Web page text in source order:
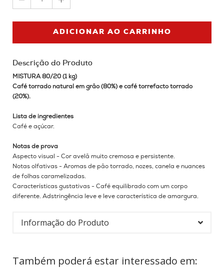
ADICIONAR AO CARRINHO
Descrição do Produto
MISTURA 80/20 (1 kg)
Café torrado natural em grão (80%) e café torrefacto torrado
(20%).
Lista de ingredientes
Café e açúcar.
Notas de prova
Aspecto visual - Cor avelã muito cremosa e persistente.
Notas olfativas - Aromas de pão torrado, nozes, canela e nuances
de folhas caramelizadas.
Características gustativas - Café equilibrado com um corpo
diferente. Adstringência leve e leve característica de amargura.
Informação do Produto
Também poderá estar interessado em: